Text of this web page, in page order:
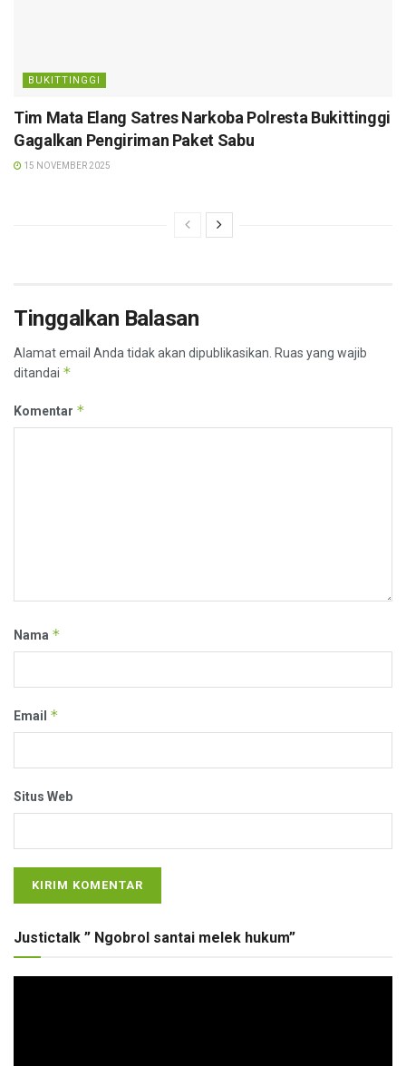
BUKITTINGGI
Tim Mata Elang Satres Narkoba Polresta Bukittinggi
Gagalkan Pengiriman Paket Sabu
15 NOVEMBER 2025
Tinggalkan Balasan
Alamat email Anda tidak akan dipublikasikan. Ruas yang wajib
ditandai *
Komentar *
Nama *
Email *
Situs Web
Justictalk ” Ngobrol santai melek hukum”